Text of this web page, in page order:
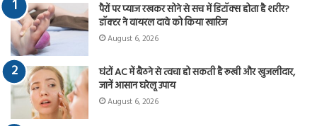
पैरों पर प्याज रखकर सोने से सच में डिटॉक्स होता है शरीर?
डॉक्टर ने वायरल दावे को किया खारिज
August 6, 2026
घंटों AC में बैठने से त्वचा हो सकती है रूखी और खुजलीदार,
जानें आसान घरेलू उपाय
August 6, 2026